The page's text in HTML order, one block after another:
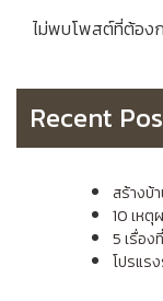
ไม่พบโพสต์ที่ต้อง
Recent
สร้างบ้
10 เหตุ
5 เรื่อง
โปรแร